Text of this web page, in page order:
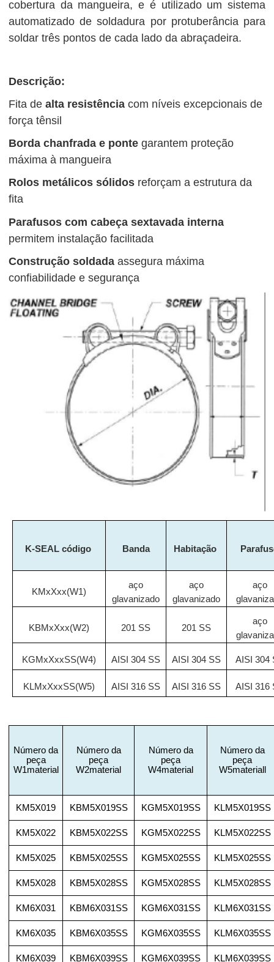
cobertura da mangueira, e é utilizado um sistema
automatizado de soldadura por protuberância para
soldar três pontos de cada lado da abraçadeira.
Descrição:
Fita de alta resistência com níveis excepcionais de
força tênsil
Borda chanfrada e ponte garantem proteção
máxima à mangueira
Rolos metálicos sólidos reforçam a estrutura da
fita
Parafusos com cabeça sextavada interna
permitem instalação facilitada
Construção soldada assegura máxima
confiabilidade e segurança
K-SEAL código Banda Habitação
KMxXxx(W1)
aço
glavanizado
aço
glavanizado
aço
KBMxXxx(W2) 201 SS 201 SS
aço
KGMxXxxSS(W4) AISI 304 SS AISI 304 SS AISI 304
KLMxXxxSS(W5) AISI 316 SS AISI 316 SS AISI 316
Número da
peça
W1material
Número da
peça
W2material
Número da
peça
W4material
Número da
peça
W5materiall
KM5X019 KBM5X019SS KGM5X019SS KLM5X019SS
KM5X022 KBM5X022SS KGM5X022SS KLM5X022SS
KM5X025 KBM5X025SS KGM5X025SS KLM5X025SS
KM5X028 KBM5X028SS KGM5X028SS KLM5X028SS
KM6X031 KBM6X031SS KGM6X031SS KLM6X031SS
KM6X035 KBM6X035SS KGM6X035SS KLM6X035SS
KM6X039 KBM6X039SS KGM6X039SS KLM6X039SS